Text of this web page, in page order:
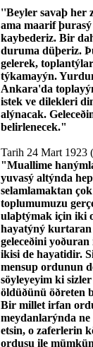
''Beyler savaþ her
ama maarif
kaybederiz. Bir
duruma düþeriz.
gelerek,
týkamayýn.
Ankara'da
istek ve dilekleri
alýnacak.
belirlenecek."
Tarih 24 Mart 1923
"Muallime
yuvasý altýnda
selamlamaktan
toplumumuzu
ulaþtýmak için iki
hayatýný kurtaran
geleceðini
ikisi de hayatidir.
mensup ordunun
söyleyeyim ki
öldüðünü öðreten
Bir millet irfan
meydanlarýnda
etsin, o zaferlerin
ordusu ile